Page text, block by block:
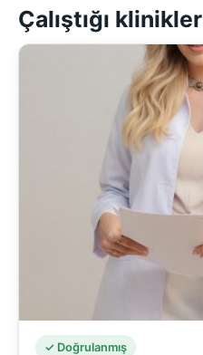
Çalıştığı klinikler
✓ Doğrulanmış